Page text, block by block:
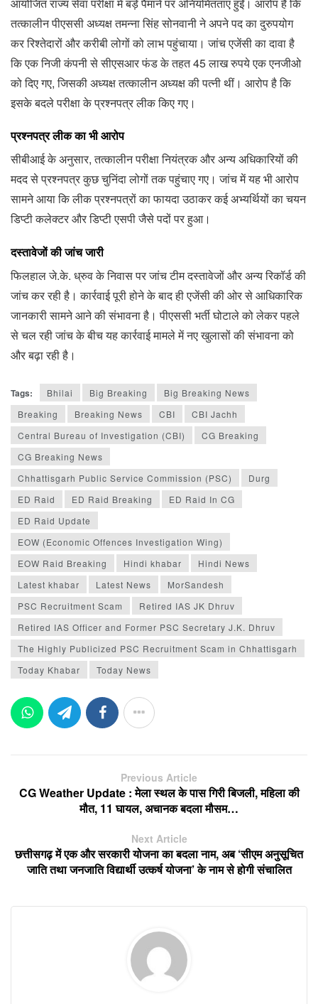
तत्कालीन पीएससी अध्यक्ष तमन्ना सिंह सोनवानीने अपने पद का दुरुपयोग
कर रिश्तेदारों और करीबी लोगों को लाभ पहुंचाया। जांच एजेंसी का दावा है
कि एक निजी कंपनी से सीएसआर फंड के तहत 45 लाख रुपये एक एनजीओ
को दिए गए, जिसकी अध्यक्ष तत्कालीन अध्यक्ष की पत्नी थीं। आरोप है कि
इसके बदले परीक्षा के प्रश्नपत्र लीक किए गए।
प्रश्नपत्र लीक का भी आरोप
सीबीआई के अनुसार, तत्कालीन परीक्षा नियंत्रक और अन्य अधिकारियों की
मदद से प्रश्नपत्र कुछ चुनिंदा लोगों तक पहुंचाए गए। जांच में यह भी आरोप
सामने आया कि लीक प्रश्नपत्रों का फायदा उठाकर कई अभ्यर्थियों का चयन
डिप्टी कलेक्टर और डिप्टी एसपी जैसे पदों पर हुआ।
दस्तावेजों की जांच जारी
फिलहाल जे.के. ध्रुव के निवास पर जांच टीम दस्तावेजों और अन्य रिकॉर्ड की
जांच कर रही है। कार्रवाई पूरी होने के बाद ही एजेंसी की ओर से आधिकारिक
जानकारी सामने आने की संभावना है। पीएससी भर्ती घोटाले को लेकर पहले
से चल रही जांच के बीच यह कार्रवाई मामले में नए खुलासों की संभावना को
और बढ़ा रही है।
Tags: Bhilai Big Breaking
Big Breaking News
Breaking
Breaking News CBI
CBI Jachh
Central Bureau of Investigation (CBI)
CG Breaking
CG Breaking News
Chhattisgarh Public Service Commission (PSC)
Durg
ED Raid
ED Raid Breaking
ED Raid In CG
ED Raid Update
EOW (Economic Offences Investigation Wing)
EOW Raid Breaking
Hindi khabar
Hindi News
Latest khabar
Latest News
MorSandesh
PSC Recruitment Scam
Retired IAS JK Dhruv
Retired IAS Officer and Former PSC Secretary J.K. Dhruv
The Highly Publicized PSC Recruitment Scam in Chhattisgarh
Today Khabar
Today News
Previous Article
CG Weather Update : मेला स्थल के पास गिरी बिजली, महिला की
मौत, 11 घायल, अचानक बदला मौसम…
Next Article
छत्तीसगढ़ में एक और सरकारी योजना का बदला नाम, अब ‘सीएम अनुसूचित
जाति तथा जनजाति विद्यार्थी उत्कर्ष योजना’ के नाम से होगी संचालित